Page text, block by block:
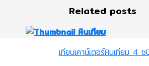
Related posts
เทียบเคาน์เตอร์หินเทียม 4